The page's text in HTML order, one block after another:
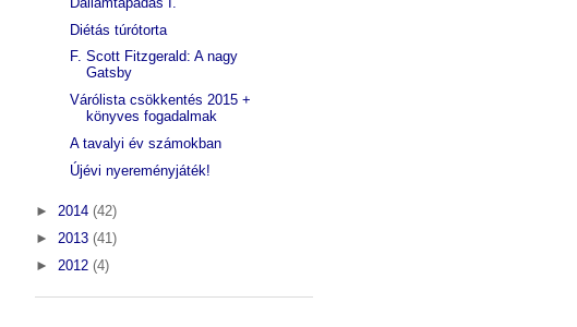
Diétás túrótorta
F. Scott Fitzgerald: A nagy
Gatsby
Várólista csökkentés 2015 +
könyves fogadalmak
A tavalyi év számokban
Újévi nyereményjáték!
► 2014 (42)
► 2013 (41)
► 2012 (4)